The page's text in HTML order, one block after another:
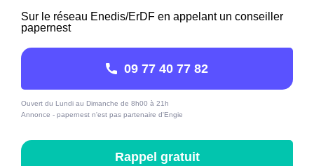
Sur le réseau Enedis/ErDF en appelant un conseiller
papernest
09 77 40 77 82
Ouvert du Lundi au Dimanche de 8h00 à 21h
Annonce - papernest n'est pas partenaire d'Engie
Rappel gratuit